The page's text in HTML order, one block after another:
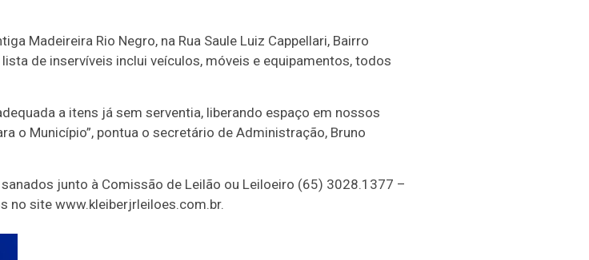
Madeireira Rio Negro, na Rua Saule Luiz Cappellari, Bairro
de inservíveis inclui veículos, móveis e equipamentos, todos
a itens já sem serventia, liberando espaço em nossos
o Município”, pontua o secretário de Administração, Bruno
junto à Comissão de Leilão ou Leiloeiro (65) 3028.1377 –
no site www.kleiberjrleiloes.com.br.